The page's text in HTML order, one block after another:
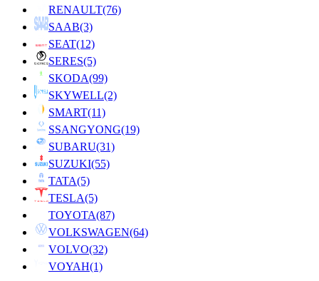
RENAULT(76)
SAAB(3)
SEAT(12)
SERES(5)
SKODA(99)
SKYWELL(2)
SMART(11)
SSANGYONG(19)
SUBARU(31)
SUZUKI(55)
TATA(5)
TESLA(5)
TOYOTA(87)
VOLKSWAGEN(64)
VOLVO(32)
VOYAH(1)